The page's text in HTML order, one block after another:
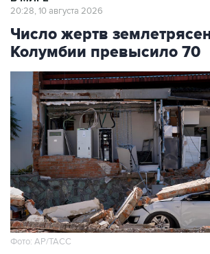
В результате подземных
Кали обрушились более 20
руинами могут находиться люди.
обрушениях и повреждениях
и из других городов Колумбии.
В Кали власти проводят
из местной больницы. До
распоряжения отменены
заведениях Манисалеса.
Из-за оползней и падений
вследствие землетрясения
автотрассы.
В понедельник в центральной